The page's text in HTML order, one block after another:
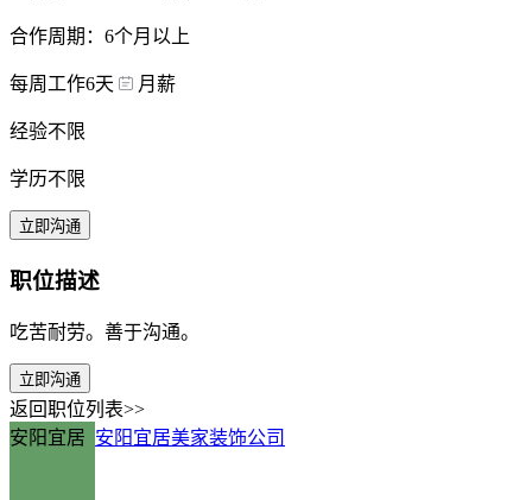
合作周期：6个月以上
每周工作6天 月薪
经验不限
学历不限
立即沟通
职位描述
吃苦耐劳。善于沟通。
立即沟通
返回职位列表>>
安阳宜居 安阳宜居美家装饰公司